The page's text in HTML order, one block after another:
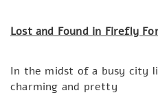
Lost and Found in Firefly
In the midst of a busy city
charming and pretty